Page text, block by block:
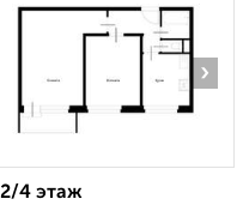
›
4 этаж